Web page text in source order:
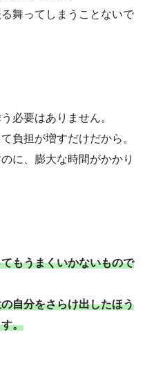
舞ってしまうことないで
必要はありません。
負担が増すだけだから。
に、膨大な時間がかかり
もうまくいかないもので
自分をさらけ出したほう
。